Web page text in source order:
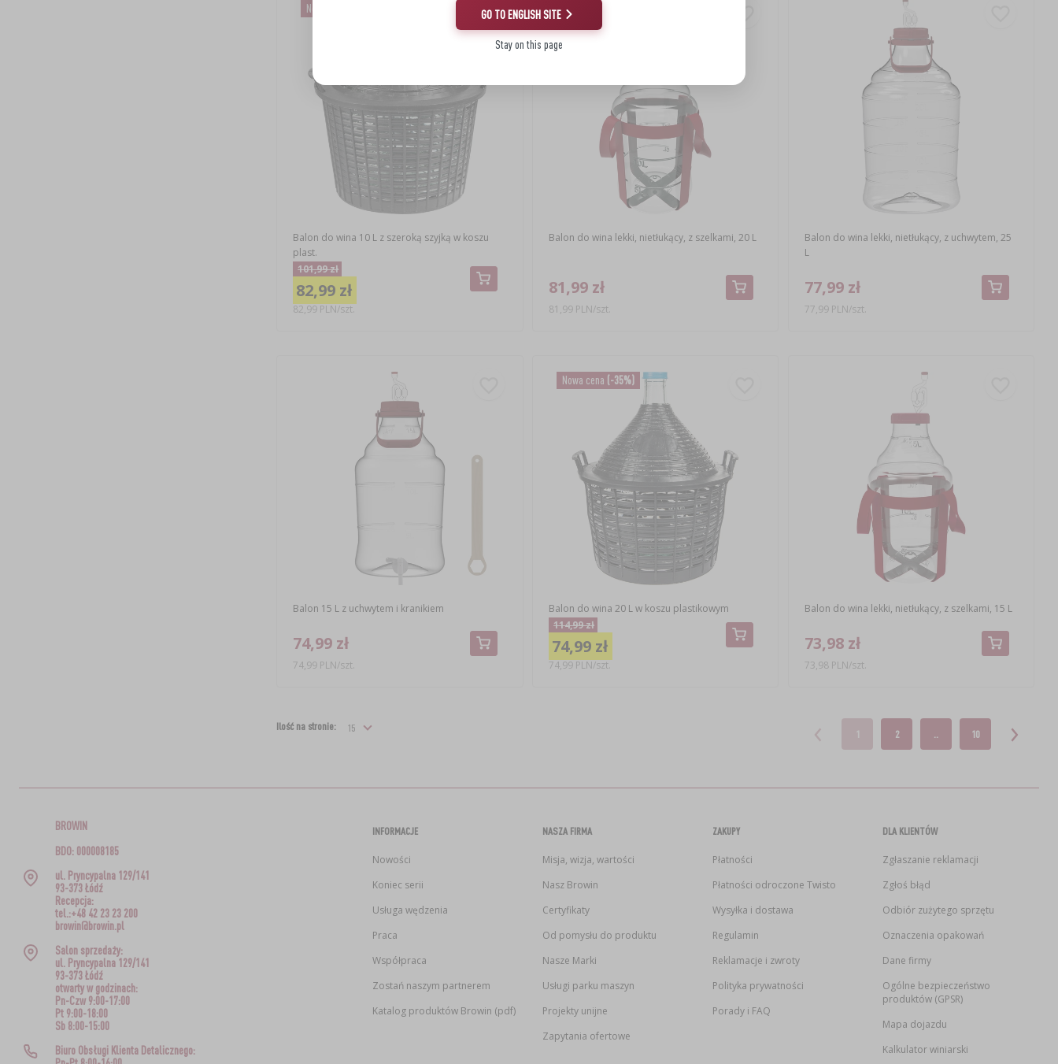
Nowa cena
Balon do wina 10 L z szeroką szyjką w koszu
plast.
101,99 zł
82,99 zł
82,99 PLN/szt.
Balon do wina lekki, nietłukący, z szelkami, 20 L
81,99 zł
81,99 PLN/szt.
Balon do wina lekki, nietłukący, z uchwytem, 25
L
77,99 zł
77,99 PLN/szt.
Balon 15 L z uchwytem i kranikiem
74,99 zł
74,99 PLN/szt.
Nowa cena (-35%)
Balon do wina 20 L w koszu plastikowym
114,99 zł
74,99 zł
74,99 PLN/szt.
Balon do wina lekki, nietłukący, z szelkami, 15 L
73,98 zł
73,98 PLN/szt.
Ilość na stronie:
1 2 .. 10
GO TO ENGLISH SITE
Stay on this page
BROWIN
BDO: 000008185
ul. Pryncypalna 129/141
93-373 Łódź
Recepcja:
tel.:+48 42 23 23 200
browin@browin.pl
Salon sprzedaży:
ul. Pryncypalna 129/141
93-373 Łódź
otwarty w godzinach:
Pn-Czw 9:00-17:00
Pt 9:00-18:00
Sb 8:00-15:00
Biuro Obsługi Klienta Detalicznego:
INFORMACJE
Nowości
Koniec serii
Usługa wędzenia
Praca
Współpraca
Zostań naszym partnerem
Katalog produktów Browin (pdf)
NASZA FIRMA
Misja, wizja, wartości
Nasz Browin
Certyfikaty
Od pomysłu do produktu
Nasze Marki
Usługi parku maszyn
Projekty unijne
Zapytania ofertowe
ZAKUPY
Płatności
Płatności odroczone Twisto
Wysyłka i dostawa
Regulamin
Reklamacje i zwroty
Polityka prywatności
Porady i FAQ
DLA KLIENTÓW
Zgłaszanie reklamacji
Zgłoś błąd
Odbiór zużytego sprzętu
Oznaczenia opakowań
Dane firmy
Ogólne bezpieczeństwo
produktów (GPSR)
Mapa dojazdu
Kalkulator winiarski